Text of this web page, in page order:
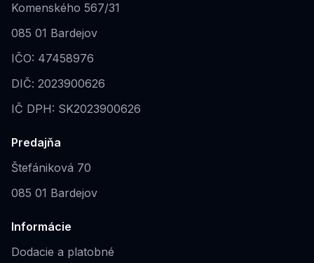
Komenského 567/31
085 01 Bardejov
IČO: 47458976
DIČ: 2023900626
IČ DPH: SK2023900626
Predajňa
Štefániková 70
085 01 Bardejov
Informácie
Dodacie a platobné